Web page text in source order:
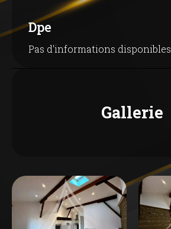
Dpe
Pas d'informations disponibles
Gallerie